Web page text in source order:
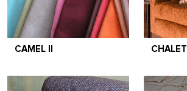
CAMEL II CHALET